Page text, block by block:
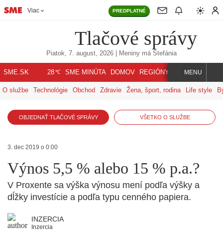
Viac PREDPLATNÉ
Tlačové správy
Piatok, 7. august, 2026 | Meniny má Štefánia
SME.SK 28℃ SME MINÚTA DOMOV REGIÓNY INDEX SVET
MENU
O službe Technológie Obchod Zdravie Žena, šport, rodina Life style
OBJEDNAŤ TLAČOVÉ SPRÁVY VŠETKO O SLUŽBE
3. dec 2019 o 0:00
Výnos 5,5 % alebo 15 % p.a.?
V Proxente sa výška výnosu mení podľa výšky a
dĺžky investície a podľa typu cenného papiera.
INZERCIA
Inzercia